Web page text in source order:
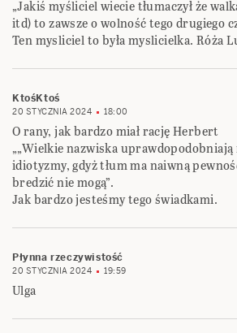
„Jakiś myśliciel wiecie tłumaczył że
itd) to zawsze o wolność tego drugiego
Ten mysliciel to była myslicielka. Róża
KtośKtoś
20 STYCZNIA 2024 18:00
O rany, jak bardzo miał rację Herbert
„„Wielkie nazwiska uprawdopodobniają
idiotyzmy, gdyż tłum ma naiwną
bredzić nie mogą”.
Jak bardzo jesteśmy tego świadkami.
Płynna rzeczywistość
20 STYCZNIA 2024 19:59
Ulga